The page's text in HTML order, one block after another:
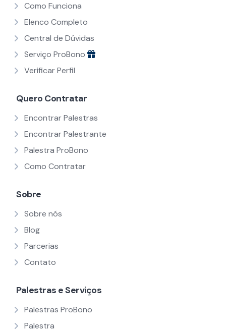
Como Funciona
Elenco Completo
Central de Dúvidas
Serviço ProBono
Verificar Perfil
Quero Contratar
Encontrar Palestras
Encontrar Palestrante
Palestra ProBono
Como Contratar
Sobre
Sobre nós
Blog
Parcerias
Contato
Palestras e Serviços
Palestras ProBono
Palestra